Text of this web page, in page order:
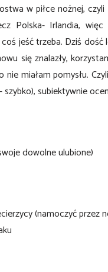
w piłce nożnej,
Polska- Irlandia,
jeść trzeba. Dziś dość
się znalazły,
miałam pomysłu.
subiektywnie
dowolne ulubione)
(namoczyć przez